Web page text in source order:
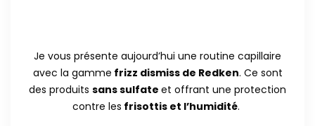
Je vous présente aujourd’hui une routine capillaire
avec la gamme frizz dismiss de Redken. Ce sont
des produits sans sulfate et offrant une protection
contre les frisottis et l’humidité.